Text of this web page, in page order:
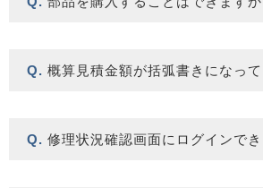
概算見積金額が括弧書きになって
修理状況確認画面にログインでき